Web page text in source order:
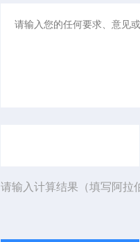
请输入计算结果（填写阿拉